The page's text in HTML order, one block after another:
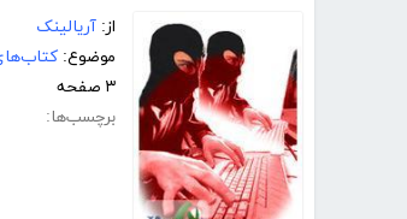
از: آریالینک
موضوع:
۳ صفحه
برچسب‌ها: